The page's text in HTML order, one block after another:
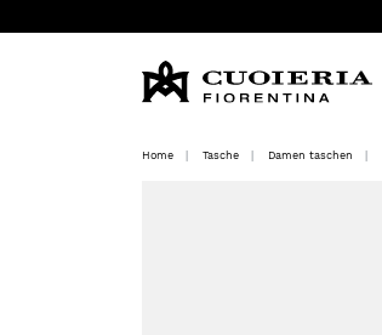
Home Tasche Damen taschen